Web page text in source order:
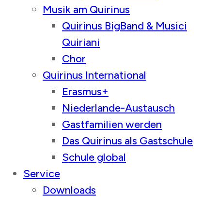
Musik am Quirinus
Quirinus BigBand & Musici
Quiriani
Chor
Quirinus International
Erasmus+
Niederlande-Austausch
Gastfamilien werden
Das Quirinus als Gastschule
Schule global
Service
Downloads